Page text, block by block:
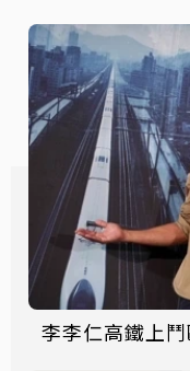
李李仁高鐵上